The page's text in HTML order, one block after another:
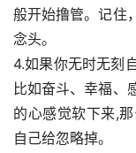
般开始撸管。记住
念头。
4.如果你无时无刻
比如奋斗、幸福、
的心感觉软下来,
自己给忽略掉。